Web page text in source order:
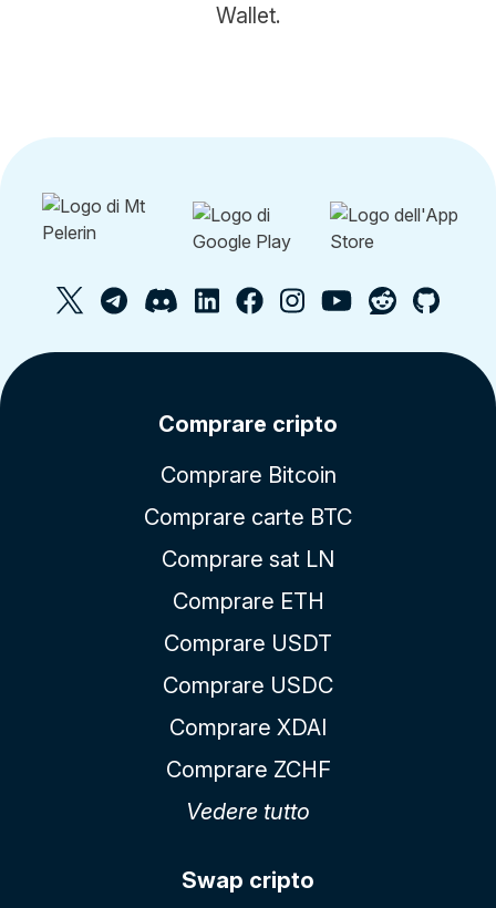
Wallet.
Comprare cripto
Comprare Bitcoin
Comprare carte BTC
Comprare sat LN
Comprare ETH
Comprare USDT
Comprare USDC
Comprare XDAI
Comprare ZCHF
Vedere tutto
Swap cripto